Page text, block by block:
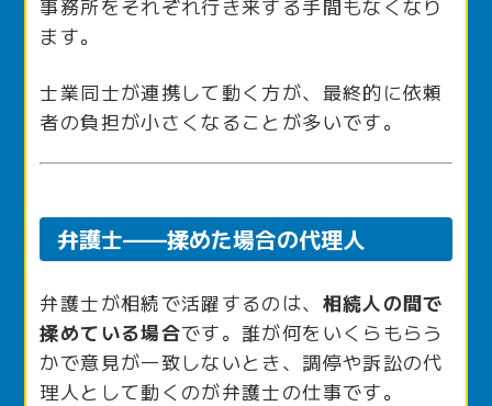
事務所をそれぞれ行き来する手間もなくなり
ます。
士業同士が連携して動く方が、最終的に依頼
者の負担が小さくなることが多いです。
弁護士——揉めた場合の代理人
弁護士が相続で活躍するのは、 相続人の間で
揉めている場合です。誰が何をいくらもらう
かで意見が一致しないとき、調停や訴訟の代
理人として動くのが弁護士の仕事です。